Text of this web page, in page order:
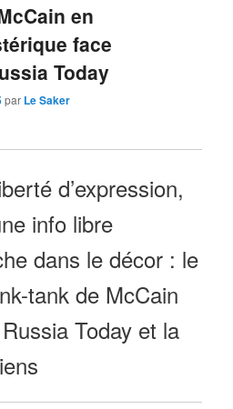
en
face
Today
par Le Saker
d’expression,
info libre
dans le décor : le
tank de McCain
Today et la